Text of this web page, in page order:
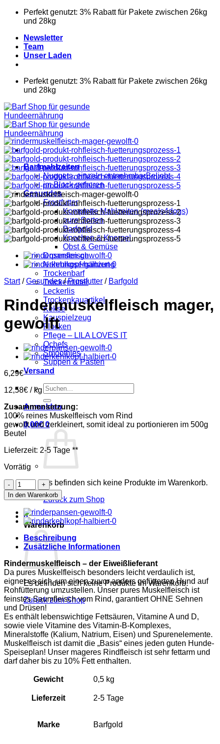
Zum
Perfekt genutzt: 3% Rabatt für Pakete zwischen 26kg
und 28kg
Newsletter
Team
Unser Laden
Perfekt genutzt: 3% Rabatt für Pakete zwischen 26kg
und 28kg
Barfmahlzeiten
Nuggets, einzeln entnehmbar
im Block gefroren
Gesundes
Frostfutter
Komplette Mahlzeiten (meals4dogs)
pure Sorten
Barfgold
Knochen & Knorpel
Obst & Gemüse
Dosenfleisch
Nahrungsergänzung
Trockenbarf
Trockenfutter
Leckerlis
Trockenkauartikel
Kekse
Kauspielzeug
Flocken
Pflege – LILA LOVES IT
Qchefs
Smoothies
Suppen & Pasten
Versand
Suchen
nach:
Anmelden
0,00€ 0
Es befinden sich keine Produkte im Warenkorb.
Zurück zum Shop
0
Warenkorb
Es befinden sich keine Produkte im Warenkorb.
Zurück zum Shop
Start / Gesundes / Frostfutter / Barfgold
Rindermuskelfleisch mager,
gewolft
6,29€ *
12,58€ / kg
Zusammensetzung:
100% reines Muskelfleisch vom Rind
gewolft und zerkleinert, somit ideal zu portionieren im 500g
Beutel
Lieferzeit: 2-5 Tage **
Vorrätig
Rindermuskelfleisch
mager,
gewolft
Menge
In den Warenkorb
Beschreibung
Zusätzliche Informationen
Rindermuskelfleisch – der Eiweißlieferant
Da pures Muskelfleisch besonders leicht verdaulich ist,
eignet es sich, um einen zuvor anders gefütterten Hund auf
Rohfütterung umzustellen. Unser pures Muskelfleisch ist
feinstes Saumfleisch vom Rind, garantiert OHNE Sehnen
und Drüsen!
Es enthält lebenswichtige Fettsäuren, Vitamine A und D,
sowie viele Vitamine des Vitamin-B-Komplexes,
Mineralstoffe (Kalium, Natrium, Eisen) und Spurenelemente.
Muskelfleisch ist damit die „Basis“ eines jeden guten Hunde-
Speiseplan! Unser mageres Rindfleisch ist sehr fettarm und
darf daher bis zu 10% Fett enthalten.
Gewicht 0,5 kg
Lieferzeit 2-5 Tage
Marke Barfgold